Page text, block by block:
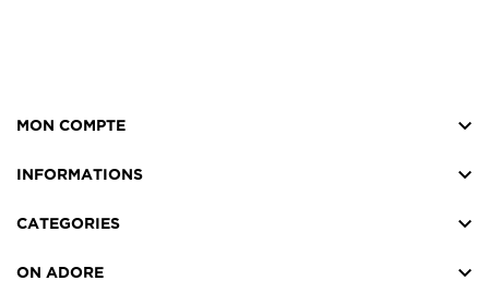
MON COMPTE 
INFORMATIONS 
CATEGORIES 
ON ADORE 